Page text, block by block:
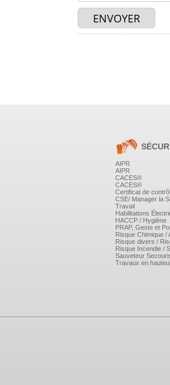
AIPR
AIPR
CACES®
CACES®
Certificat de
CSE/ Manager la
Travail
Habilitations
HACCP / Hygiène
PRAP, Geste et
Risque Chimique /
Risque divers /
Risque Incendie /
Sauveteur
Travaux en